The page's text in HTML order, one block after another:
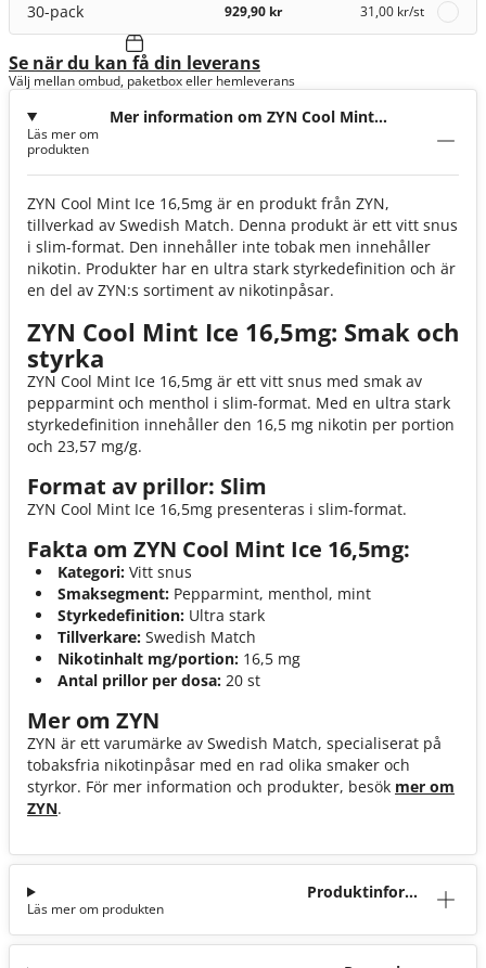
30-pack 929,90 kr 31,00 kr/st
Se när du kan få din leverans
Välj mellan ombud, paketbox eller hemleverans
Mer information om ZYN Cool Mint
Läs mer om
produkten
ZYN Cool Mint Ice 16,5mg är en produkt från ZYN,
tillverkad av Swedish Match. Denna produkt är ett vitt snus
i slim-format. Den innehåller inte tobak men innehåller
nikotin. Produkter har en ultra stark styrkedefinition och är
en del av ZYN:s sortiment av nikotinpåsar.
ZYN Cool Mint Ice 16,5mg: Smak och
styrka
ZYN Cool Mint Ice 16,5mg är ett vitt snus med smak av
pepparmint och menthol i slim-format. Med en ultra stark
styrkedefinition innehåller den 16,5 mg nikotin per portion
och 23,57 mg/g.
Format av prillor: Slim
ZYN Cool Mint Ice 16,5mg presenteras i slim-format.
Fakta om ZYN Cool Mint Ice 16,5mg:
Kategori: Vitt snus
Smaksegment: Pepparmint, menthol, mint
Styrkedefinition: Ultra stark
Tillverkare: Swedish Match
Nikotinhalt mg/portion: 16,5 mg
Antal prillor per dosa: 20 st
Mer om ZYN
ZYN är ett varumärke av Swedish Match, specialiserat på
tobaksfria nikotinpåsar med en rad olika smaker och
styrkor. För mer information och produkter, besök mer om
ZYN.
Produktinforma
Läs mer om produkten